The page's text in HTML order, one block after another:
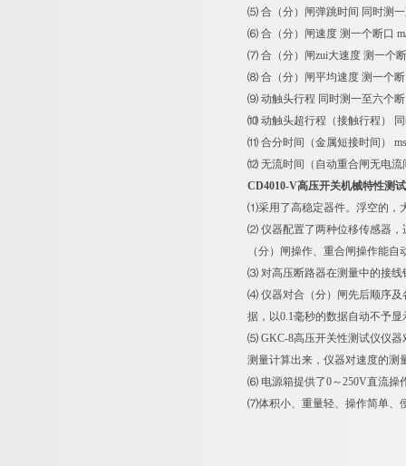
⑸ 合（分）闸弹跳时间 同时测一
⑹ 合（分）闸速度 测一个断口
⑺ 合（分）闸zui大速度 测一个
⑻ 合（分）闸平均速度 测一个断
⑼ 动触头行程 同时测一至六个断
⑽ 动触头超行程（接触行程）
⑾ 合分时间（金属短接时间） ms
⑿ 无流时间（自动重合闸无电流
CD4010-V高压开关机械特性测
⑴采用了高稳定器件。浮空的，
⑵ 仪器配置了两种位移传感器，
（分）闸操作、重合闸操作能
⑶ 对高压断路器在测量中的接线
⑷ 仪器对合（分）闸先后顺序及
据，以0.1毫秒的数据自动不予显
⑸ GKC-8高压开关性测试仪仪器
测量计算出来，仪器对速度的测
⑹ 电源箱提供了0～250V直流操
⑺体积小、重量轻、操作简单、